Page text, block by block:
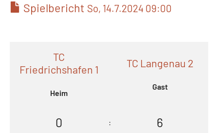
Spielbericht So, 14.7.2024 09:00
TC
Friedrichshafen 1
Heim
TC Langenau 2
Gast
0 : 6